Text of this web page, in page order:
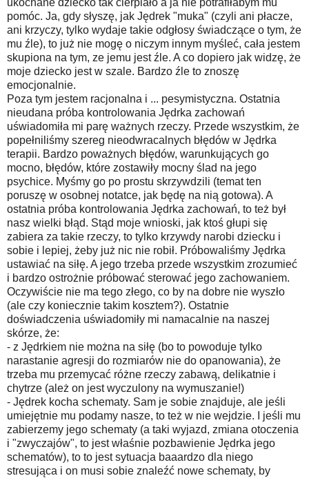
ukochane dziecko tak cierpiało a ja nie potrafiłabym mu
pomóc. Ja, gdy słyszę, jak Jędrek "muka" (czyli ani płacze,
ani krzyczy, tylko wydaje takie odgłosy świadczące o tym, że
mu źle), to już nie mogę o niczym innym myśleć, cała jestem
skupiona na tym, ze jemu jest źle. A co dopiero jak widzę, że
moje dziecko jest w szale. Bardzo źle to znoszę
emocjonalnie.
Poza tym jestem racjonalna i ... pesymistyczna. Ostatnia
nieudana próba kontrolowania Jędrka zachowań
uświadomiła mi parę ważnych rzeczy. Przede wszystkim, że
popełniliśmy szereg nieodwracalnych błędów w Jędrka
terapii. Bardzo poważnych błędów, warunkujących go
mocno, błędów, które zostawiły mocny ślad na jego
psychice. Myśmy go po prostu skrzywdzili (temat ten
poruszę w osobnej notatce, jak będę na nią gotowa). A
ostatnia próba kontrolowania Jędrka zachowań, to też był
nasz wielki błąd. Stąd moje wnioski, jak ktoś głupi się
zabiera za takie rzeczy, to tylko krzywdy narobi dziecku i
sobie i lepiej, żeby już nic nie robił. Próbowaliśmy Jędrka
ustawiać na siłę. A jego trzeba przede wszystkim zrozumieć
i bardzo ostrożnie próbować sterować jego zachowaniem.
Oczywiście nie ma tego złego, co by na dobre nie wyszło
(ale czy koniecznie takim kosztem?). Ostatnie
doświadczenia uświadomiły mi namacalnie na naszej
skórze, że:
- z Jędrkiem nie można na siłę (bo to powoduje tylko
narastanie agresji do rozmiarów nie do opanowania), że
trzeba mu przemycać różne rzeczy zabawą, delikatnie i
chytrze (ależ on jest wyczulony na wymuszanie!)
- Jędrek kocha schematy. Sam je sobie znajduje, ale jeśli
umiejętnie mu podamy nasze, to też w nie wejdzie. I jeśli mu
zabierzemy jego schematy (a taki wyjazd, zmiana otoczenia
i "zwyczajów", to jest właśnie pozbawienie Jędrka jego
schematów), to to jest sytuacja baaardzo dla niego
stresująca i on musi sobie znaleźć nowe schematy, by